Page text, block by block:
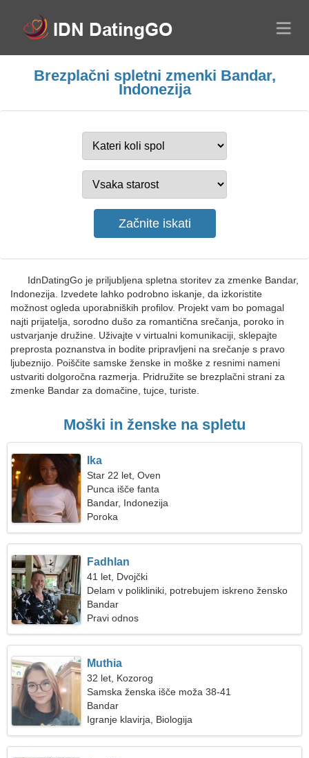
Brezplačni spletni zmenki Bandar,
Indonezija
IdnDatingGo je priljubljena spletna storitev za zmenke Bandar,
Indonezija. Izvedete lahko podrobno iskanje, da izkoristite
možnost ogleda uporabniških profilov. Projekt vam bo pomagal
najti prijatelja, sorodno dušo za romantična srečanja, poroko in
ustvarjanje družine. Uživajte v virtualni komunikaciji, sklepajte
preprosta poznanstva in bodite pripravljeni na srečanje s pravo
ljubeznijo. Poiščite samske ženske in moške z resnimi nameni
ustvariti dolgoročna razmerja. Pridružite se brezplačni strani za
zmenke Bandar za domačine, tujce, turiste.
Moški in ženske na spletu
Ika
Star 22 let, Oven
Punca išče fanta
Bandar, Indonezija
Poroka
Fadhlan
41 let, Dvojčki
Delam v polikliniki, potrebujem iskreno žensko
Bandar
Pravi odnos
Muthia
32 let, Kozorog
Samska ženska išče moža 38-41
Bandar
Igranje klavirja, Biologija